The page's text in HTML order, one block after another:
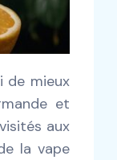
de mieux
et
aux
la vape